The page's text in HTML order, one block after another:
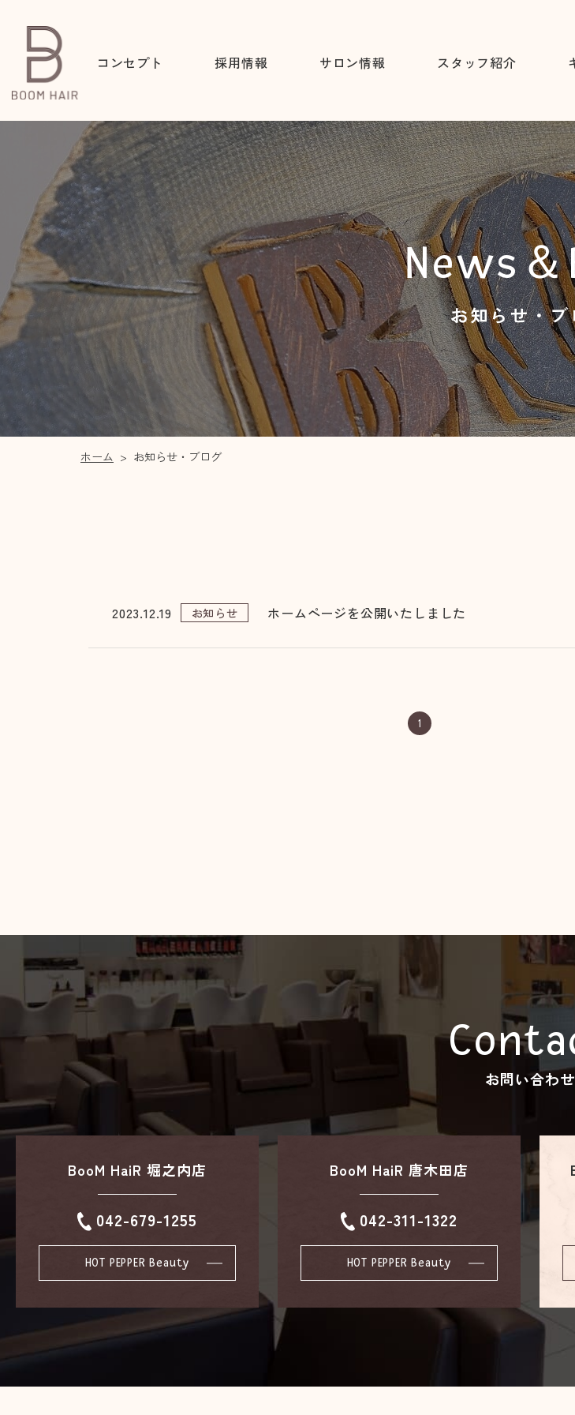
コンセプト 採用情報 サロン情報 スタッフ紹介
News
お知らせ・
ホーム > お知らせ・ブログ
2023.12.19 お知らせ ホームページを公開いたしました
1
お問い合わせ
BooM HaiR 堀之内店
042-679-1255
HOT PEPPER Beauty
BooM HaiR 唐木田店
042-311-1322
HOT PEPPER Beauty